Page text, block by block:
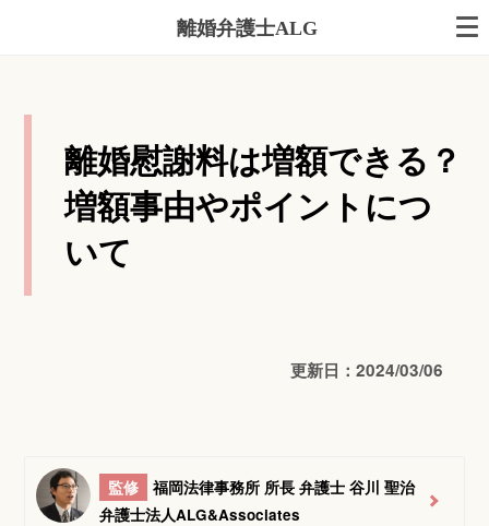
離婚弁護士ALG
離婚慰謝料は増額できる？
増額事由やポイントにつ
いて
更新日：2024/03/06
監修
福岡法律事務所 所長 弁護士 谷川 聖治
弁護士法人ALG&Associates